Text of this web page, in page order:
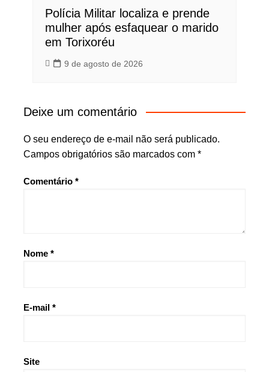
Polícia Militar localiza e prende
mulher após esfaquear o marido
em Torixoréu
9 de agosto de 2026
Deixe um comentário
O seu endereço de e-mail não será publicado.
Campos obrigatórios são marcados com *
Comentário *
Nome *
E-mail *
Site